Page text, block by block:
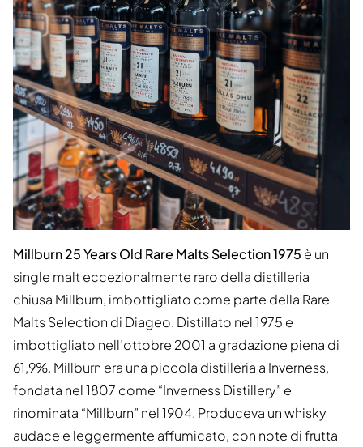
Millburn 25 Years Old Rare Malts Selection 1975 è un
single malt eccezionalmente raro della distilleria
chiusa Millburn, imbottigliato come parte della Rare
Malts Selection di Diageo. Distillato nel 1975 e
imbottigliato nell’ottobre 2001 a gradazione piena di
61,9%. Millburn era una piccola distilleria a Inverness,
fondata nel 1807 come “Inverness Distillery” e
rinominata “Millburn” nel 1904. Produceva un whisky
audace e leggermente affumicato, con note di frutta